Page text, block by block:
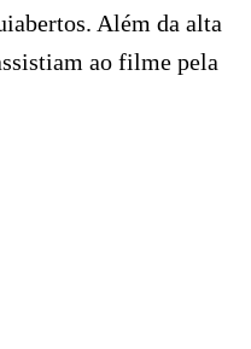
Além da alta
ao filme pela